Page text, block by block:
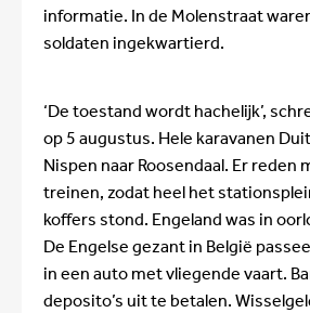
informatie. In de Molenstraat
soldaten ingekwartierd.
‘De toestand wordt hachelijk’,
op 5 augustus. Hele karavanen
Nispen naar Roosendaal. Er reden
treinen, zodat heel het
koffers stond. Engeland was in
De Engelse gezant in België
in een auto met vliegende vaart.
deposito’s uit te betalen.